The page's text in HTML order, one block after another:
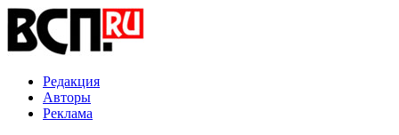
Редакция
Авторы
Реклама